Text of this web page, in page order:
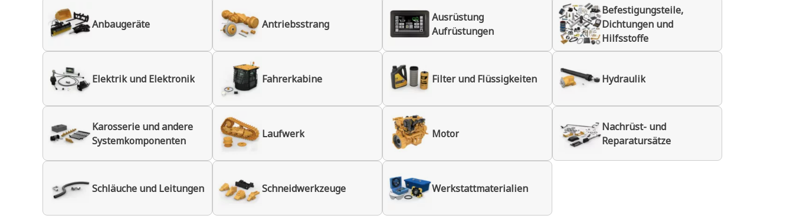
Anbaugeräte Antriebsstrang
Ausrüstung
Aufrüstungen
Befestigungsteile,
Dichtungen und
Hilfsstoffe
Elektrik und Elektronik Fahrerkabine Filter und Flüssigkeiten Hydraulik
Karosserie und andere
Systemkomponenten
Laufwerk Motor
Nachrüst- und
Reparatursätze
Schläuche und Leitungen Schneidwerkzeuge Werkstattmaterialien